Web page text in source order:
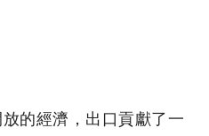
的經濟，出口貢獻了一